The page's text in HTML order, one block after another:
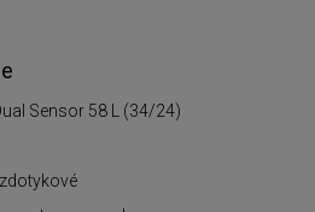
Sensor 58 L (34/24)